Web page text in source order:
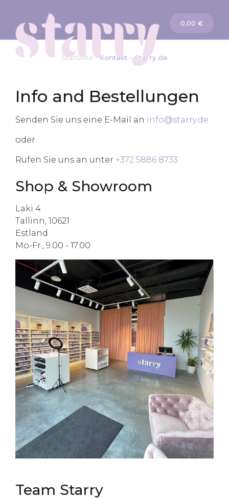
Warenkorb
0,00 €
Startseite Kontakt - Starry.de
Info and Bestellungen
Senden Sie uns eine E-Mail an info@starry.de
oder
Rufen Sie uns an unter +372 5886 8733
Shop & Showroom
Laki 4
Tallinn, 10621
Estland
Mo-Fr., 9.00 - 17.00
Team Starry